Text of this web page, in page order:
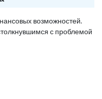
возможностей.
с проблемой